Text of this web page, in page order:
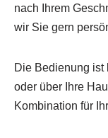
nach Ihrem
wir Sie gern
Die Bedienung ist
oder über Ihre
Kombination für